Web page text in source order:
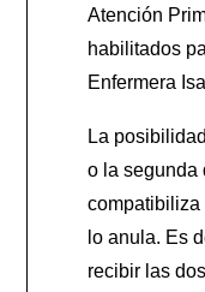
Atención
habilitados
Enfermera
La
o la segunda
compatibiliza
lo anula. Es
recibir las